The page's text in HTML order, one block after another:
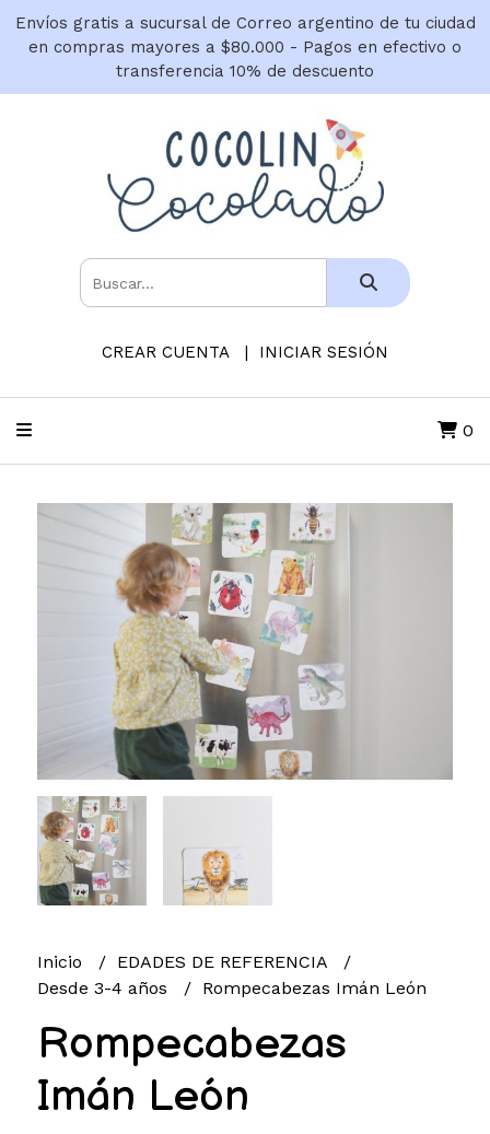
Envíos gratis a sucursal de Correo argentino de tu ciudad
en compras mayores a $80.000 - Pagos en efectivo o
transferencia 10% de descuento
CREAR CUENTA INICIAR SESIÓN
0
Inicio
EDADES DE REFERENCIA
Desde 3-4 años
Rompecabezas Imán León
Rompecabezas
Imán León